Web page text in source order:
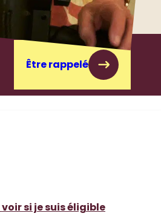
Être rappelé
voir si je suis éligible